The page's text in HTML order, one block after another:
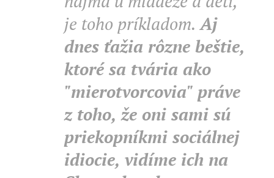
je toho príkladom.Aj
dnes ťažia rôzne beštie,
ktoré sa tvária ako
"mierotvorcovia" práve
z toho, že oni sami sú
priekopníkmi sociálnej
idiocie, vidíme ich na